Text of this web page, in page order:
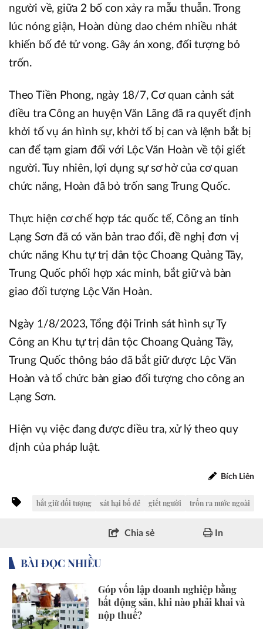
người về, giữa 2 bố con xảy ra mẫu thuẫn. Trong
lúc nóng giận, Hoàn dùng dao chém nhiều nhát
khiến bố đẻ tử vong. Gây án xong, đối tượng bỏ
trốn.
Theo Tiền Phong, ngày 18/7, Cơ quan cảnh sát
điều tra Công an huyện Văn Lãng đã ra quyết định
khởi tố vụ án hình sự, khởi tố bị can và lệnh bắt bị
can để tạm giam đối với Lộc Văn Hoàn về tội giết
người. Tuy nhiên, lợi dụng sự sơ hở của cơ quan
chức năng, Hoàn đã bỏ trốn sang Trung Quốc.
Thực hiện cơ chế hợp tác quốc tế, Công an tỉnh
Lạng Sơn đã có văn bản trao đổi, đề nghị đơn vị
chức năng Khu tự trị dân tộc Choang Quảng Tây,
Trung Quốc phối hợp xác minh, bắt giữ và bàn
giao đối tượng Lộc Văn Hoàn.
Ngày 1/8/2023, Tổng đội Trinh sát hình sự Ty
Công an Khu tự trị dân tộc Choang Quảng Tây,
Trung Quốc thông báo đã bắt giữ được Lộc Văn
Hoàn và tổ chức bàn giao đối tượng cho công an
Lạng Sơn.
Hiện vụ việc đang được điều tra, xử lý theo quy
định của pháp luật.
Bích Liên
bắt giữ đối tượng sát hại bố đẻ giết người trốn ra nước ngoài
Chia sẻ In
BÀI ĐỌC NHIỀU
Góp vốn lập doanh nghiệp bằng
bất động sản, khi nào phải khai và
nộp thuế?